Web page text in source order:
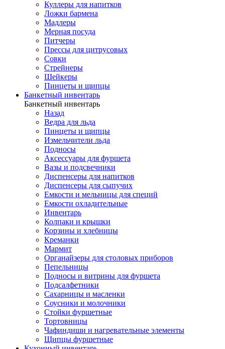
Куллеры для напитков
Ложки бармена
Мадлеры
Мерная посуда
Питчеры
Прессы для цитрусовых
Совки
Стрейнеры
Шейкеры
Пинцеты и щипцы
Банкетный инвентарь
Банкетный инвентарь
Назад
Ведра для льда
Пинцеты и щипцы
Измельчители льда
Подносы
Аксессуары для фуршета
Вазы и подсвечники
Диспенсеры для напитков
Диспенсеры для сыпучих
Емкости и мельницы для специй
Емкости охладительные
Инвентарь
Колпаки и крышки
Корзины и хлебницы
Креманки
Мармит
Органайзеры для столовых приборов
Пепельницы
Подносы и витрины для фуршета
Подсалфетники
Сахарницы и масленки
Соусники и молочники
Стойки фуршетные
Тортовницы
Чафиндиши и нагревательные элементы
Щипцы фуршетные